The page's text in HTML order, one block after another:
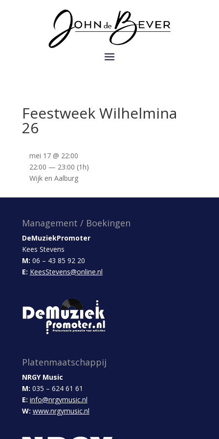
Feestweek Wilhelmina
26
mei 17 @ 22:00
22:00 — 23:00 (1h)
Wijk en Aalburg
Management / Boekingen
DeMuziekPromoter
Kees Stevens
M: 06 – 43 85 92 20
E: KeesStevens@online.nl
Platenmaatschappij
NRGY Music
M: 035 – 624 61 61
E: info@nrgymusic.nl
W: www.nrgymusic.nl